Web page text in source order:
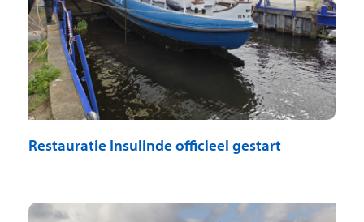
Restauratie Insulinde officieel gestart